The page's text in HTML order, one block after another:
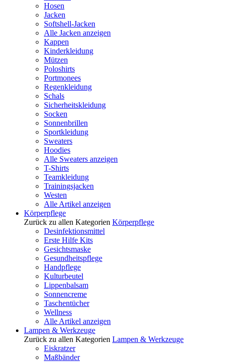
Hosen
Jacken
Softshell-Jacken
Alle Jacken anzeigen
Kappen
Kinderkleidung
Mützen
Poloshirts
Portmonees
Regenkleidung
Schals
Sicherheitskleidung
Socken
Sonnenbrillen
Sportkleidung
Sweaters
Hoodies
Alle Sweaters anzeigen
T-Shirts
Teamkleidung
Trainingsjacken
Westen
Alle Artikel anzeigen
Körperpflege
Zurück zu allen Kategorien Körperpflege
Desinfektionsmittel
Erste Hilfe Kits
Gesichtsmaske
Gesundheitspflege
Handpflege
Kulturbeutel
Lippenbalsam
Sonnencreme
Taschentücher
Wellness
Alle Artikel anzeigen
Lampen & Werkzeuge
Zurück zu allen Kategorien Lampen & Werkzeuge
Eiskratzer
Maßbänder